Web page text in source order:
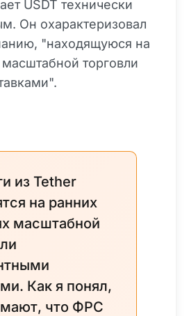
USDT технически
Он охарактеризовал
"находящуюся на
торговли
из Tether
на ранних
масштабной
Как я понял,
что ФРС